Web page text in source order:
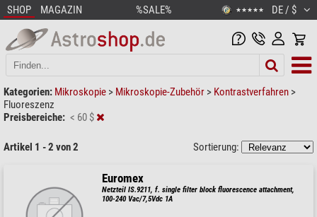
SHOP MAGAZIN %SALE% ★★★★★ DE / $
Kategorien: Mikroskopie > Mikroskopie-Zubehör > Kontrastverfahren >
Fluoreszenz
Preisbereiche: < 60 $
Artikel 1 - 2 von 2 Sortierung:
Euromex
Netzteil IS.9211, f. single filter block fluorescence attachment,
100-240 Vac/7,5Vdc 1A